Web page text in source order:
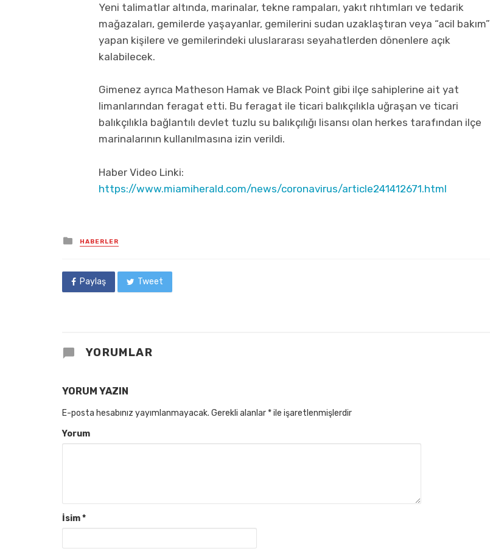
Yeni talimatlar altında, marinalar, tekne rampaları, yakıt rıhtımları ve tedarik
mağazaları, gemilerde yaşayanlar, gemilerini sudan uzaklaştıran veya “acil bakım”
yapan kişilere ve gemilerindeki uluslararası seyahatlerden dönenlere açık
kalabilecek.
Gimenez ayrıca Matheson Hamak ve Black Point gibi ilçe sahiplerine ait yat
limanlarından feragat etti. Bu feragat ile ticari balıkçılıkla uğraşan ve ticari
balıkçılıkla bağlantılı devlet tuzlu su balıkçılığı lisansı olan herkes tarafından ilçe
marinalarının kullanılmasına izin verildi.
Haber Video Linki:
https://www.miamiherald.com/news/coronavirus/article241412671.html
Posted
in
HABERLER
Paylaş Tweet
YORUMLAR
YORUM YAZIN
E-posta hesabınız yayımlanmayacak. Gerekli alanlar *ile işaretlenmişlerdir
Yorum
İsim*